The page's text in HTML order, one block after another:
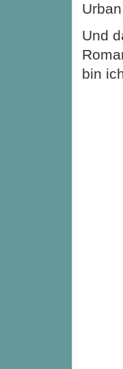
Und
bin